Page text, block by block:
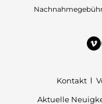
Kontakt
Aktuelle